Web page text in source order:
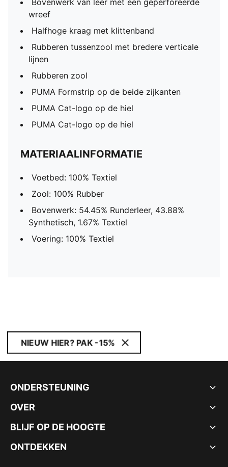
Bovenwerk van leer met een geperforeerde
wreef
Halfhoge kraag met klittenband
Rubberen tussenzool met bredere verticale
lijnen
Rubberen zool
PUMA Formstrip op de beide zijkanten
PUMA Cat-logo op de hiel
PUMA Cat-logo op de hiel
MATERIAALINFORMATIE
Voetbed: 100% Textiel
Zool: 100% Rubber
Bovenwerk: 54.45% Runderleer, 43.88%
Synthetisch, 1.67% Textiel
Voering: 100% Textiel
NIEUW HIER? PAK -15%
ONDERSTEUNING
OVER
BLIJF OP DE HOOGTE
ONTDEKKEN